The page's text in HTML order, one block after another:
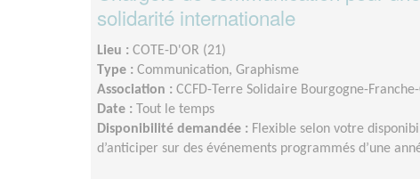
solidarité internationale
Lieu : COTE-D'OR (21)
Type : Communication, Graphisme
Association : CCFD-Terre Solidaire Bourgogne-
Date :
Tout le temps
Disponibilité demandée : Flexible selon votre
d’anticiper sur des événements programmés d’une